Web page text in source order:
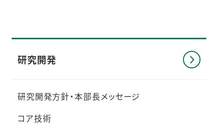
研究開発
研究開発方針・本部長メッセージ
コア技術